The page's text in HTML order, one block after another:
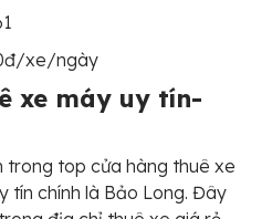
xe/ngày
xe máy uy tín-
trong top cửa hàng thuê xe
tín chính là Bảo Long. Đây